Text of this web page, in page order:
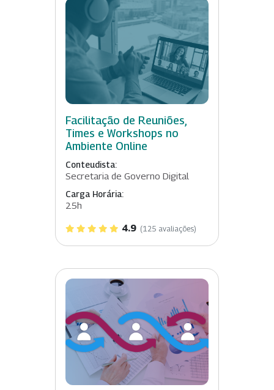
Facilitação de Reuniões,
Times e Workshops no
Ambiente Online
Conteudista:
Secretaria de Governo Digital
Carga Horária:
25h
4.9 (125 avaliações)